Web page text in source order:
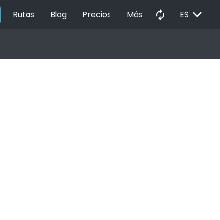
Rutas Blog Precios Más autorenew ES EXPAND_MORE